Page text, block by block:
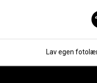
Lav egen